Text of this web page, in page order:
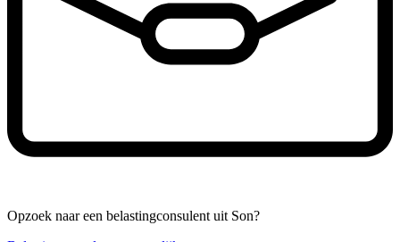
Opzoek naar een belastingconsulent uit Son?